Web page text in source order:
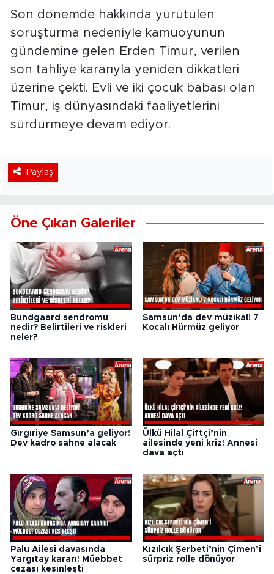
Son dönemde hakkında yürütülen
soruşturma nedeniyle kamuoyunun
gündemine gelen Erden Timur, verilen
son tahliye kararıyla yeniden dikkatleri
üzerine çekti. Evli ve iki çocuk babası olan
Timur, iş dünyasındaki faaliyetlerini
sürdürmeye devam ediyor.
Paylaş
Öne Çıkan Galeriler
Bundgaard sendromu
nedir? Belirtileri ve riskleri
neler?
Samsun’da dev müzikal! 7
Kocalı Hürmüz geliyor
Gırgıriye Samsun’a geliyor!
Dev kadro sahne alacak
Ülkü Hilal Çiftçi’nin
ailesinde yeni kriz! Annesi
dava açtı
Palu Ailesi davasında
Yargıtay kararı! Müebbet
cezası kesinleşti
Kızılcık Şerbeti’nin Çimen’i
sürpriz rolle dönüyor